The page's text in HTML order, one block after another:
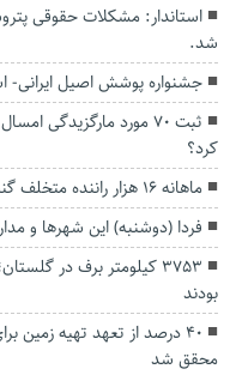
استاندار: مشکلات حقوقی
شد.
جشنواره پوشش اصیل ایرانی-
ثبت ۷۰ مورد مارگزیدگی
کرد؟
ماهانه ۱۶ هزار راننده متخلف گنبدی جریمه می‌شوند
فردا (دوشنبه) این شهرها و
۳۷۵۳ کیلومتر برف در
بودند
۴۰ درصد از تعهد تهیه
محقق شد